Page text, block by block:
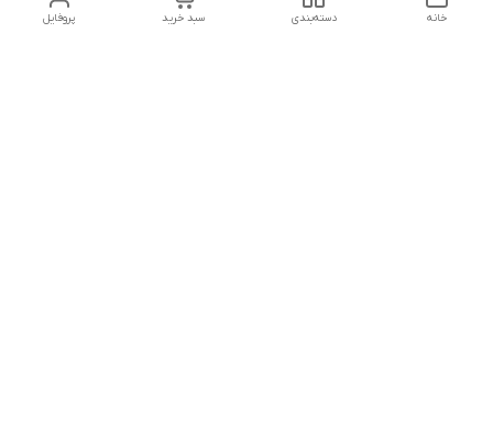
پروفایل سبد خرید دسته‌بندی خانه